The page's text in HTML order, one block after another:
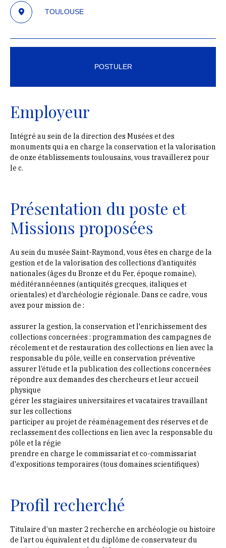
TOULOUSE
POSTULER
Employeur
Intégré au sein de la direction des Musées et des
monuments qui a en charge la conservation et la valorisation
de onze établissements toulousains, vous travaillerez pour
le c.
Présentation du poste et
Missions proposées
Au sein du musée Saint-Raymond, vous êtes en charge de la
gestion et de la valorisation des collections d’antiquités
nationales (âges du Bronze et du Fer, époque romaine),
méditérannéennes (antiquités grecques, italiques et
orientales) et d’archéologie régionale. Dans ce cadre, vous
avez pour mission de :
assurer la gestion, la conservation et l'enrichissement des
collections concernées : programmation des campagnes de
récolement et de restauration des collections en lien avec la
responsable du pôle, veille en conservation préventive
assurer l’étude et la publication des collections concernées
répondre aux demandes des chercheurs et leur accueil
physique
gérer les stagiaires universitaires et vacataires travaillant
sur les collections
participer au projet de réaménagement des réserves et de
reclassement des collections en lien avec la responsable du
pôle et la régie
prendre en charge le commissariat et co-commissariat
d'expositions temporaires (tous domaines scientifiques)
Profil recherché
Titulaire d’un master 2 recherche en archéologie ou histoire
de l’art ou équivalent et du diplôme de conservateur du